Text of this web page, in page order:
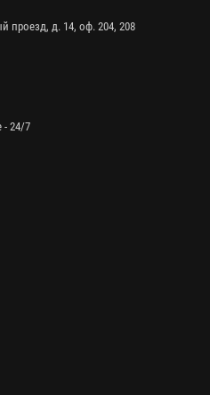
д. 14, оф. 204, 208
- 24/7